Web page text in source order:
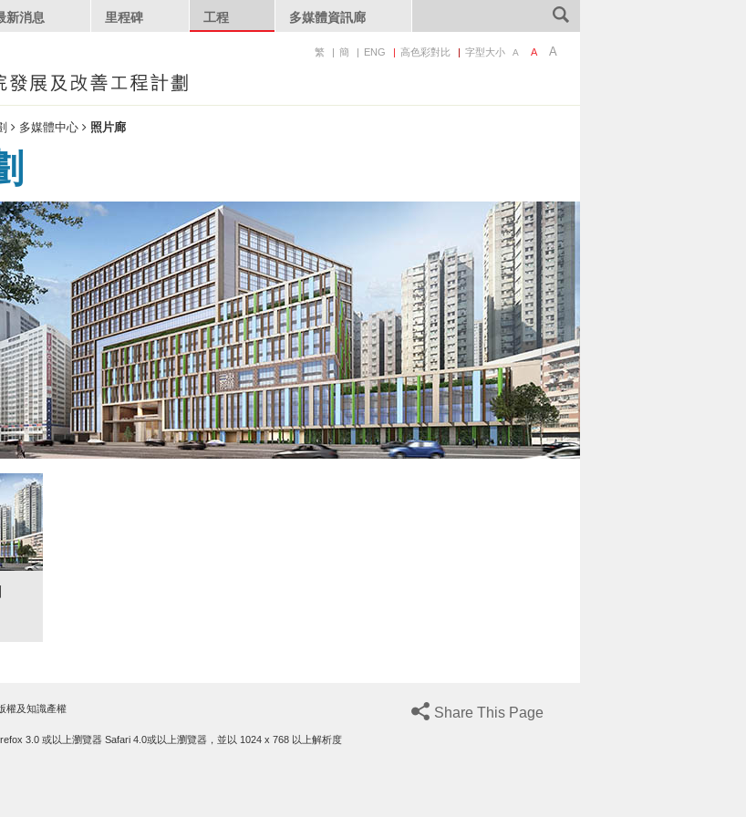
新消息 里程碑 工程 多媒體資訊廊
繁 簡 ENG 高色彩對比 字型大小 A A A
多媒體中心 照片廊
權及知識產權
3.0 或以上瀏覽器 Safari 4.0或以上瀏覽器，並以 1024 x 768 以上解析度
Share This Page